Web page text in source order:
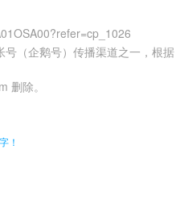
（企鹅号）传播渠道之一，根据
删除。
！